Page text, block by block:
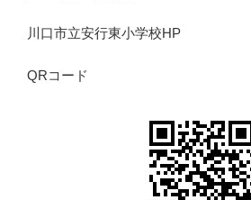
川口市立安行東小学校HP
QRコード